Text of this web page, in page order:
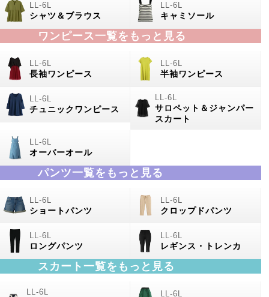
シャツ＆ブラウス キャミソール
ワンピース一覧をもっと見る
長袖ワンピース 半袖ワンピース
チュニックワンピース
サロペット＆ジャンパー
スカート
オーバーオール
パンツ一覧をもっと見る
ショートパンツ クロップドパンツ
ロングパンツ レギンス・トレンカ
スカート一覧をもっと見る